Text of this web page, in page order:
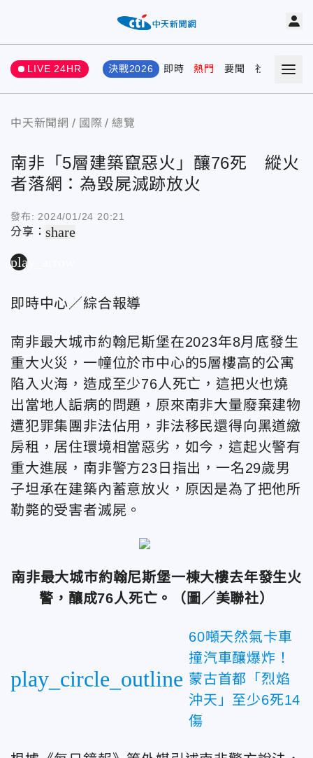
LIVE 24HR 決戰2026 即時 熱門 要聞 社會 娛樂
中天新聞網 國際 總覽
南非「5層建築竄惡火」釀76死 縱火
者落網：為毀屍滅跡放火
發布: 2024/01/24 20:21
分享：share
play_arrow
即時中心／綜合報導
南非最大城市約翰尼斯堡在2023年8月底發生
重大火災，一幢位於市中心的5層樓高的公寓
陷入火海，造成至少76人死亡，這把火也燒
出當地人詬病的問題，原來南非大量廢棄建物
遭犯罪集團非法佔用，非法移民還得向黑道繳
房租，居住環境相當惡劣，如今，這起火警有
重大進展，南非警方23日指出，一名29歲男
子坦承在建築內蓄意放火，原因是為了把他所
勒斃的受害者滅屍。
南非最大城市約翰尼斯堡一棟大樓去年發生火
警，釀成76人死亡。（圖／美聯社）
play_circle_outline
60噸天然氣卡車
撞汽車釀爆炸！
蒙古首都「烈焰
沖天」至少6死14
傷